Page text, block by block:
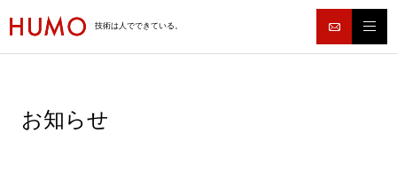
技術は人でできている。
お知らせ